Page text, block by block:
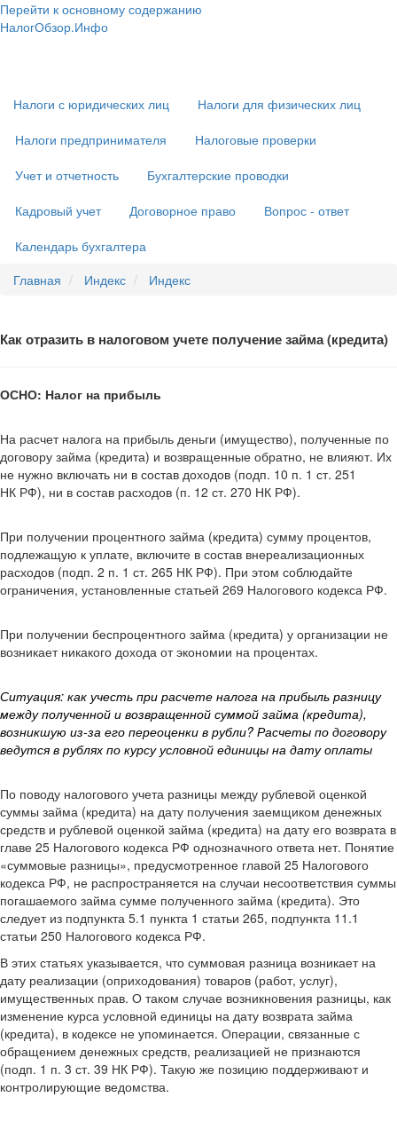
Перейти к основному содержанию
НалогОбзор.Инфо
Налоги с юридических лиц
Налоги для физических лиц
Налоги предпринимателя
Налоговые проверки
Учет и отчетность
Бухгалтерские проводки
Кадровый учет
Договорное право
Вопрос - ответ
Календарь бухгалтера
Главная
Индекс Индекс
Как отразить в налоговом учете получение займа (кредита)
ОСНО: Налог на прибыль
На расчет налога на прибыль деньги (имущество), полученные по
договору займа (кредита) и возвращенные обратно, не влияют. Их
не нужно включать ни в состав доходов (подп. 10 п. 1 ст. 251
НК РФ), ни в состав расходов (п. 12 ст. 270 НК РФ).
При получении процентного займа (кредита) сумму процентов,
подлежащую к уплате, включите в состав внереализационных
расходов (подп. 2 п. 1 ст. 265 НК РФ). При этом соблюдайте
ограничения, установленные статьей 269 Налогового кодекса РФ.
При получении беспроцентного займа (кредита) у организации не
возникает никакого дохода от экономии на процентах.
Ситуация: как учесть при расчете налога на прибыль разницу
между полученной и возвращенной суммой займа (кредита),
возникшую из-за его переоценки в рубли? Расчеты по договору
ведутся в рублях по курсу условной единицы на дату оплаты
По поводу налогового учета разницы между рублевой оценкой
суммы займа (кредита) на дату получения заемщиком денежных
средств и рублевой оценкой займа (кредита) на дату его возврата в
главе 25 Налогового кодекса РФ однозначного ответа нет. Понятие
«суммовые разницы», предусмотренное главой 25 Налогового
кодекса РФ, не распространяется на случаи несоответствия суммы
погашаемого займа сумме полученного займа (кредита). Это
следует из подпункта 5.1 пункта 1 статьи 265, подпункта 11.1
статьи 250 Налогового кодекса РФ.
В этих статьях указывается, что суммовая разница возникает на
дату реализации (оприходования) товаров (работ, услуг),
имущественных прав. О таком случае возникновения разницы, как
изменение курса условной единицы на дату возврата займа
(кредита), в кодексе не упоминается. Операции, связанные с
обращением денежных средств, реализацией не признаются
(подп. 1 п. 3 ст. 39 НК РФ). Такую же позицию поддерживают и
контролирующие ведомства.